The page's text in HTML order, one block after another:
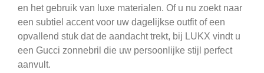
en het gebruik van luxe materialen. Of u nu zoekt naar
een subtiel accent voor uw dagelijkse outfit of een
opvallend stuk dat de aandacht trekt, bij LUKX vindt u
een Gucci zonnebril die uw persoonlijke stijl perfect
aanvult.